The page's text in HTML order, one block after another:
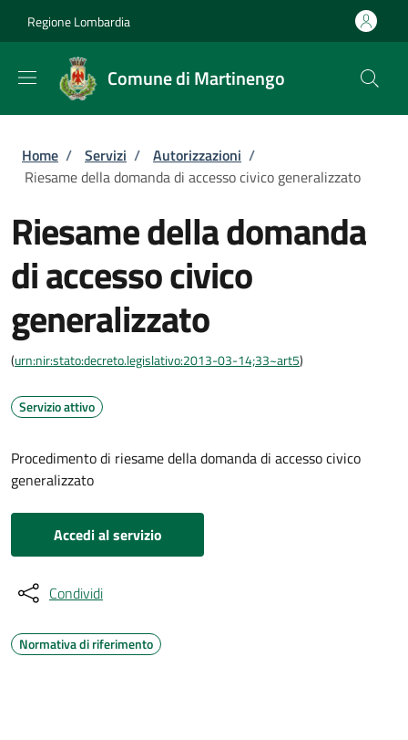
Regione Lombardia
Comune di Martinengo
Briciole di pane
Home / Servizi / Autorizzazioni /
Riesame della domanda di accesso civico generalizzato
Riesame della domanda
di accesso civico
generalizzato
(urn:nir:stato:decreto.legislativo:2013-03-14;33~art5)
Servizio attivo
Procedimento di riesame della domanda di accesso civico
generalizzato
Accedi al servizio
Condividi
Normativa di riferimento